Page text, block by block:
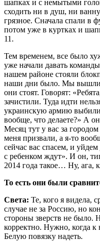
шапках и с немытыми
сходить ни в душ, ни
грязное. Сначала спали в
потом уже в куртках и
11.
Тем временем, все было
уже начали давать
нашем районе стояли
наши дни было. Мы вышли
они стоят. Говорят:
зачистили. Туда идти
украинскую армию
вообще, что делаете?» А
Месяц тут у вас за
меня призвали, а я-то
сейчас вас спасем, и
с ребенком ждут». И он,
2014 года такое… Ну, ага,
То есть они были
Света: Те, кого я видела,
случае не за Россию, но
стороны зверств не было.
корректно. Нужно, когда
Белую повязку надеть.